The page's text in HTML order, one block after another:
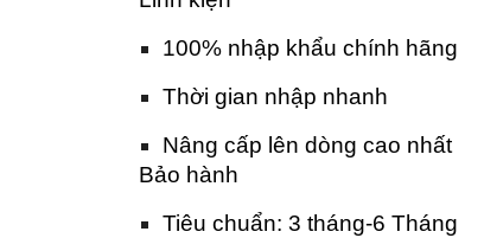
100% nhập khẩu chính hãng
Thời gian nhập nhanh
Nâng cấp lên dòng cao nhất
Bảo hành
Tiêu chuẩn: 3 tháng-6 Tháng